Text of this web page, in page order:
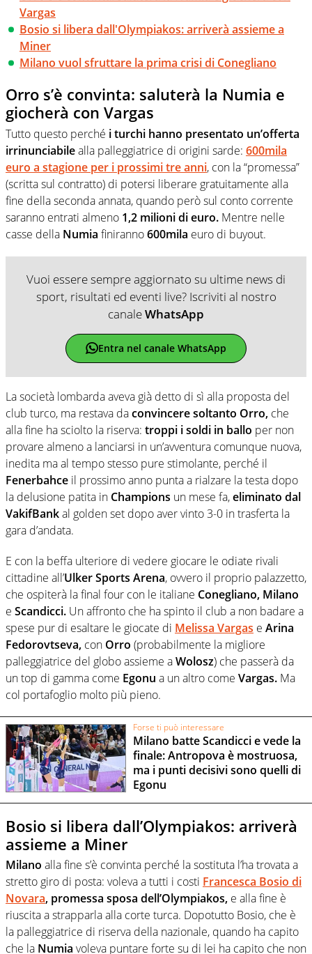
Vargas
Bosio si libera dall'Olympiakos: arriverà assieme a
Miner
Milano vuol sfruttare la prima crisi di Conegliano
Orro s’è convinta: saluterà la Numia e
giocherà con Vargas
Tutto questo perché i turchi hanno presentato un’offerta
irrinunciabilealla palleggiatrice di origini sarde: 600mila
euro a stagione per i prossimi tre anni, con la “promessa”
(scritta sul contratto) di potersi liberare gratuitamente alla
fine della seconda annata, quando però sul conto corrente
saranno entrati almeno 1,2 milioni di euro. Mentre nelle
casse della Numia finiranno600mila euro di buyout.
Vuoi essere sempre aggiornato su ultime news di
sport, risultati ed eventi live? Iscriviti al nostro
canaleWhatsApp
Entra nel canale WhatsApp
La società lombarda aveva già detto di sì alla proposta del
club turco, ma restava daconvincere soltanto Orro, che
alla fine ha sciolto la riserva: troppi i soldi in ballo per non
provare almeno a lanciarsi in un’avventura comunque nuova,
inedita ma al tempo stesso pure stimolante, perché il
Fenerbahce il prossimo anno punta a rialzare la testa dopo
la delusione patita in Champions un mese fa,eliminato dal
VakifBankal golden set dopo aver vinto 3-0 in trasferta la
gara d’andata.
E con la beffa ulteriore di vedere giocare le odiate rivali
cittadine all’Ulker Sports Arena, ovvero il proprio palazzetto,
che ospiterà la final four con le italiane Conegliano, Milano
e Scandicci. Un affronto che ha spinto il club a non badare a
spese pur di esaltare le giocate di Melissa Vargas e Arina
Fedorovtseva, con Orro (probabilmente la migliore
palleggiatrice del globo assieme aWolosz) che passerà da
un top di gamma come Egonu a un altro come Vargas. Ma
col portafoglio molto più pieno.
Forse ti può interessare
Milano batte Scandicci e vede la
finale: Antropova è mostruosa,
ma i punti decisivi sono quelli di
Egonu
Bosio si libera dall’Olympiakos: arriverà
assieme a Miner
Milano alla fine s’è convinta perché la sostituta l’ha trovata a
stretto giro di posta: voleva a tutti i costi Francesca Bosio di
Novara, promessa sposa dell’Olympiakos, e alla fine è
riuscita a strapparla alla corte turca. Dopotutto Bosio, che è
la palleggiatrice di riserva della nazionale, quando ha capito
che la Numia voleva puntare forte su di lei ha capito che non